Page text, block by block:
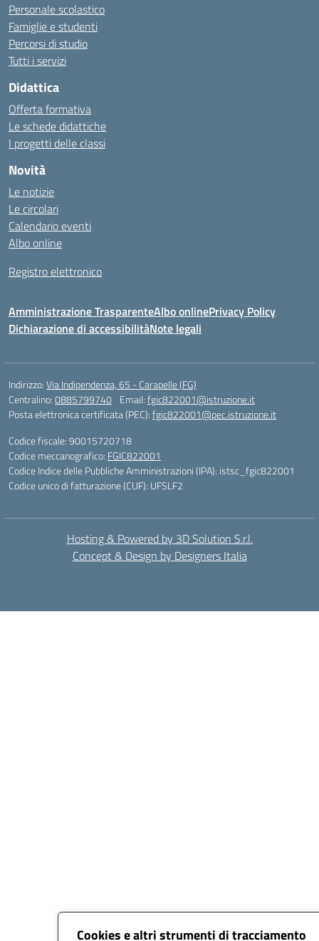
Cookies e altri strumenti di tracciamento
Personale scolastico
Famiglie e studenti
Percorsi di studio
Tutti i servizi
Didattica
Offerta formativa
Le schede didattiche
I progetti delle classi
Novità
Le notizie
Le circolari
Calendario eventi
Albo online
Registro elettronico
Amministrazione TrasparenteAlbo onlinePrivacy Policy
Dichiarazione di accessibilitàNote legali
Indirizzo:Via Indipendenza, 65 - Carapelle (FG)
Centralino:0885799740 Email:fgic822001@istruzione.it
Posta elettronica certificata (PEC):fgic822001@pec.istruzione.it
Codice fiscale: 90015720718
Codice meccanografico: FGIC822001
Codice Indice delle Pubbliche Amministrazioni (IPA): istsc_fgic822001
Codice unico di fatturazione (CUF): UFSLF2
Hosting & Powered by 3D Solution S.r.l.
Concept & Design by Designers Italia